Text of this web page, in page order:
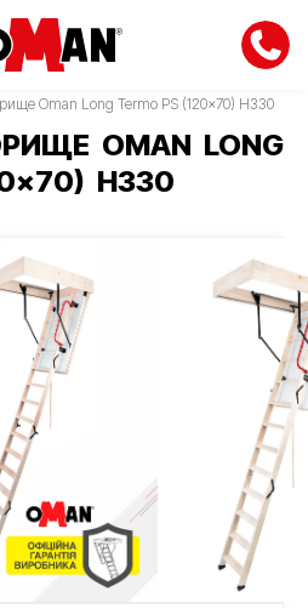
Oman Long Termo PS (120×70) H330
OMAN LONG
H330